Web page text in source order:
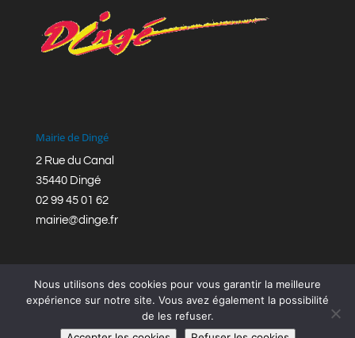
Mairie de Dingé
2 Rue du Canal
35440 Dingé
02 99 45 01 62
mairie@dinge.fr
Réalisation © Mairie de Dingé,Bretagne Romantique
Nous utilisons des cookies pour vous garantir la meilleure
expérience sur notre site. Vous avez également la possibilité
de les refuser.